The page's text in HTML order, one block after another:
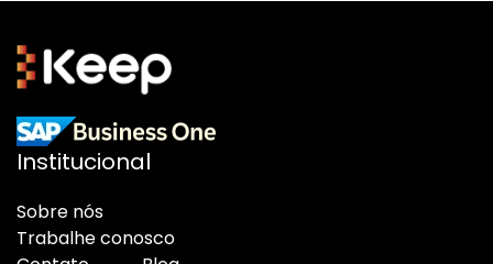
Institucional
Sobre nós
Trabalhe conosco